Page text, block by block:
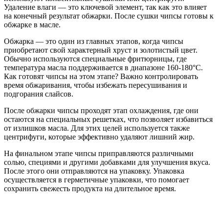
Удаление влаги — это ключевой элемент, так как это влияет
на конечный результат обжарки. После сушки чипсы готовы к
обжарке в масле.
Обжарка — это один из главных этапов, когда чипсы
приобретают свой характерный хруст и золотистый цвет.
Обычно используются специальные фритюрницы, где
температура масла поддерживается в диапазоне 160-180°С.
Как готовят чипсы на этом этапе? Важно контролировать
время обжаривания, чтобы избежать пересушивания и
подгорания слайсов.
После обжарки чипсы проходят этап охлаждения, где они
остаются на специальных решетках, что позволяет избавиться
от излишков масла. Для этих целей используется также
центрифуги, которые эффективно удаляют лишний жир.
На финальном этапе чипсы приправляются различными
солью, специями и другими добавками для улучшения вкуса.
После этого они отправляются на упаковку. Упаковка
осуществляется в герметичные упаковки, что помогает
сохранить свежесть продукта на длительное время.